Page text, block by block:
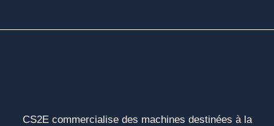
CS2E commercialise des machines destinées à la